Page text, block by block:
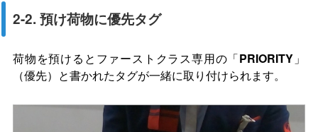
2-2. 預け荷物に優先タグ
荷物を預けるとファーストクラス専用の「PRIORITY 」
（優先）と書かれたタグが一緒に取り付けられます。